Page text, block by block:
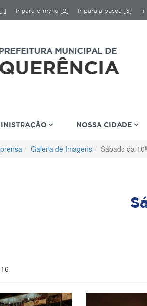
Ir para o menu [2] Ir para a busca [3] Ir
NOSSA CIDADE
Galeria de Imagens Sábado da